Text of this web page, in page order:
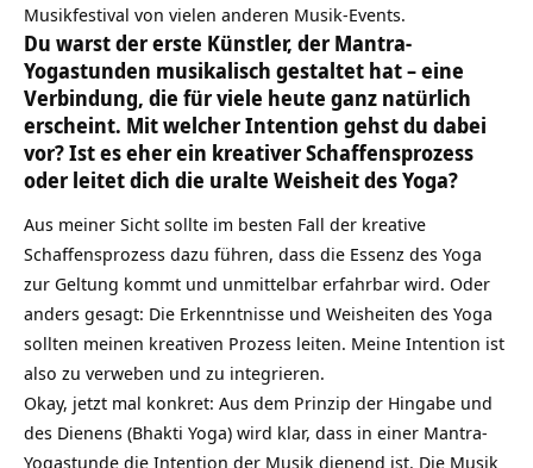
Musikfestival von vielen anderen Musik-Events.
Du warst der erste Künstler, der Mantra-
Yogastunden musikalisch gestaltet hat – eine
Verbindung, die für viele heute ganz natürlich
erscheint. Mit welcher Intention gehst du dabei
vor? Ist es eher ein kreativer Schaffensprozess
oder leitet dich die uralte Weisheit des Yoga?
Aus meiner Sicht sollte im besten Fall der kreative
Schaffensprozess dazu führen, dass die Essenz des Yoga
zur Geltung kommt und unmittelbar erfahrbar wird. Oder
anders gesagt: Die Erkenntnisse und Weisheiten des Yoga
sollten meinen kreativen Prozess leiten. Meine Intention ist
also zu verweben und zu integrieren.
Okay, jetzt mal konkret: Aus dem Prinzip der Hingabe und
des Dienens (Bhakti Yoga) wird klar, dass in einer Mantra-
Yogastunde die Intention der Musik dienend ist. Die Musik